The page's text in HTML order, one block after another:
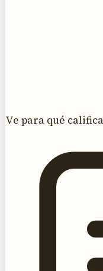
Ve para qué